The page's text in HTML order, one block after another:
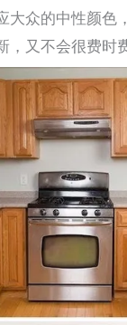
大众的中性颜色
，又不会很费时